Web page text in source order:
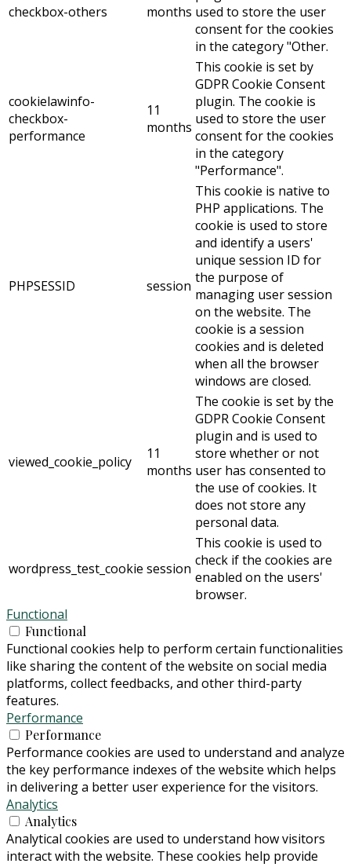
checkbox-others
months used to store the user
consent for the cookies
in the category "Other.
cookielawinfo-
checkbox-
performance
11
months
This cookie is set by
GDPR Cookie Consent
plugin. The cookie is
used to store the user
consent for the cookies
in the category
"Performance".
PHPSESSID session
This cookie is native to
PHP applications. The
cookie is used to store
and identify a users'
unique session ID for
the purpose of
managing user session
on the website. The
cookie is a session
cookies and is deleted
when all the browser
windows are closed.
viewed_cookie_policy
11
months
The cookie is set by the
GDPR Cookie Consent
plugin and is used to
store whether or not
user has consented to
the use of cookies. It
does not store any
personal data.
wordpress_test_cookie session
This cookie is used to
check if the cookies are
enabled on the users'
browser.
Functional
Functional
Functional cookies help to perform certain functionalities
like sharing the content of the website on social media
platforms, collect feedbacks, and other third-party
features.
Performance
Performance
Performance cookies are used to understand and analyze
the key performance indexes of the website which helps
in delivering a better user experience for the visitors.
Analytics
Analytics
Analytical cookies are used to understand how visitors
interact with the website. These cookies help provide